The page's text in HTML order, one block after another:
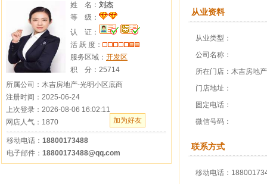
姓 名： 刘杰
等 级：
认 证：
活 跃 度：
服务区域： 开发区
积 分： 25714
加为好友
所属公司：木吉房地产-光明小区底商
注册时间：2025-06-24
上次登录：2026-08-06 16:02:11
网店人气：1870
移动电话：18800173488
电子邮件：18800173488@qq.com
从业资料
从业类型：
公司名称：
所在门店：木吉房地
门店地址：
固定电话：
微信号码：
联系方式
移动电话：